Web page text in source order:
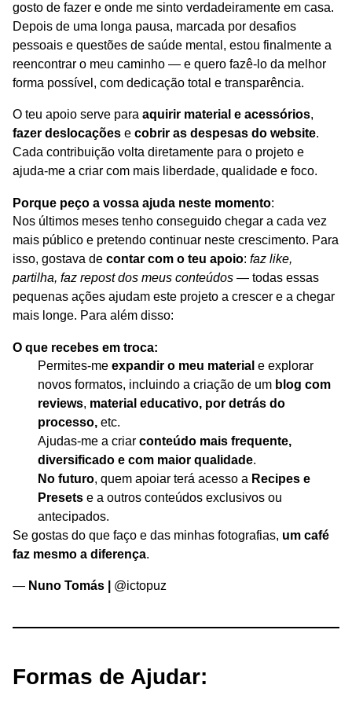
gosto de fazer e onde me sinto verdadeiramente em casa.
Depois de uma longa pausa, marcada por desafios
pessoais e questões de saúde mental, estou finalmente a
reencontrar o meu caminho — e quero fazê-lo da melhor
forma possível, com dedicação total e transparência.
O teu apoio serve para aquirir material e acessórios,
fazer deslocações e cobrir as despesas do website.
Cada contribuição volta diretamente para o projeto e
ajuda-me a criar com mais liberdade, qualidade e foco.
Porque peço a vossa ajuda neste momento:
Nos últimos meses tenho conseguido chegar a cada vez
mais público e pretendo continuar neste crescimento. Para
isso, gostava de contar com o teu apoio: faz like,
partilha, faz repost dos meus conteúdos — todas essas
pequenas ações ajudam este projeto a crescer e a chegar
mais longe. Para além disso:
O que recebes em troca:
Permites-me expandir o meu material e explorar
novos formatos, incluindo a criação de um blog com
reviews, material educativo, por detrás do
processo, etc.
Ajudas-me a criar conteúdo mais frequente,
diversificado e com maior qualidade.
No futuro, quem apoiar terá acesso a Recipes e
Presets e a outros conteúdos exclusivos ou
antecipados.
Se gostas do que faço e das minhas fotografias, um café
faz mesmo a diferença.
— Nuno Tomás | @ictopuz
Formas de Ajudar: